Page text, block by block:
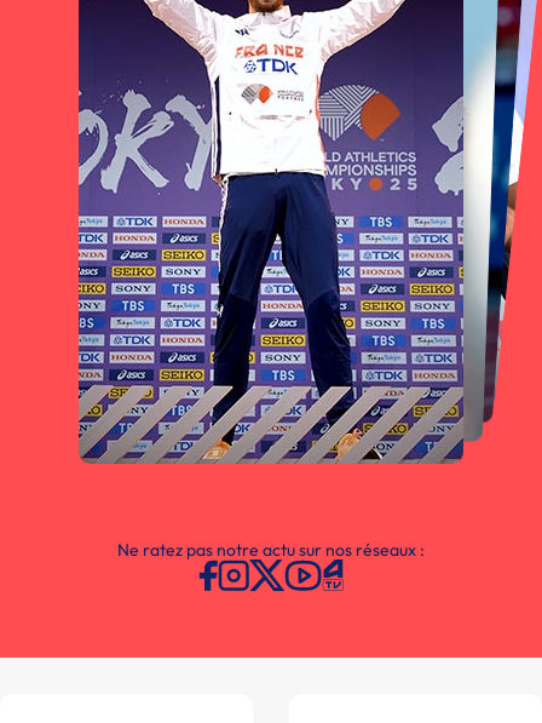
Ne ratez pas notre actu sur nos réseaux :